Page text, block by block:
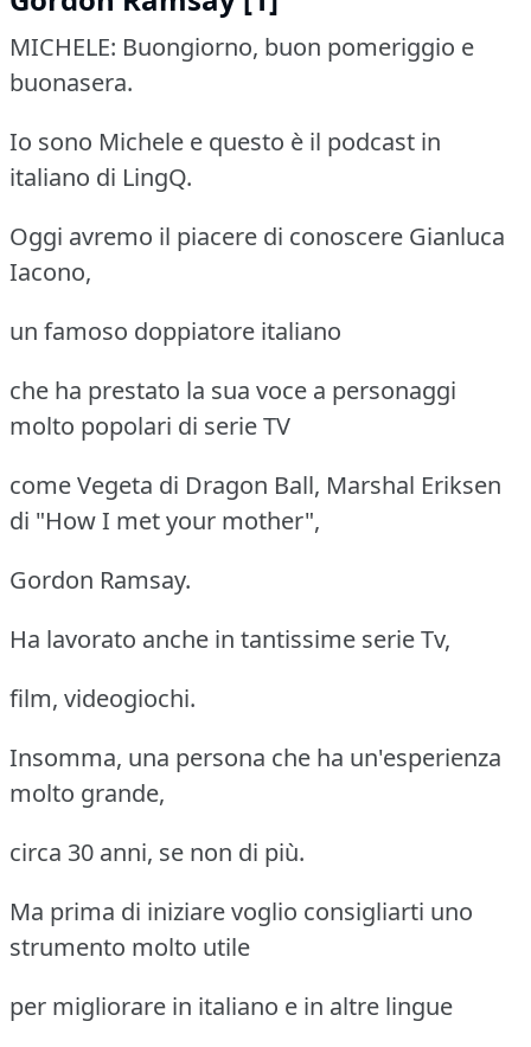
MICHELE: Buongiorno, buon pomeriggio e
buonasera.
Io sono Michele e questo è il podcast in
italiano di LingQ.
Oggi avremo il piacere di conoscere Gianluca
Iacono,
un famoso doppiatore italiano
che ha prestato la sua voce a personaggi
molto popolari di serie TV
come Vegeta di Dragon Ball, Marshal Eriksen
di "How I met your mother",
Gordon Ramsay.
Ha lavorato anche in tantissime serie Tv,
film, videogiochi.
Insomma, una persona che ha un'esperienza
molto grande,
circa 30 anni, se non di più.
Ma prima di iniziare voglio consigliarti uno
strumento molto utile
per migliorare in italiano e in altre lingue